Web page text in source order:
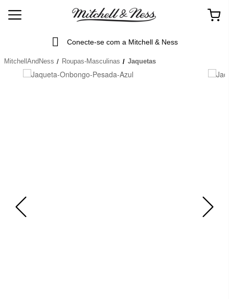
Conecte-se com a Mitchell & Ness
MitchellAndNess Roupas-Masculinas Jaquetas